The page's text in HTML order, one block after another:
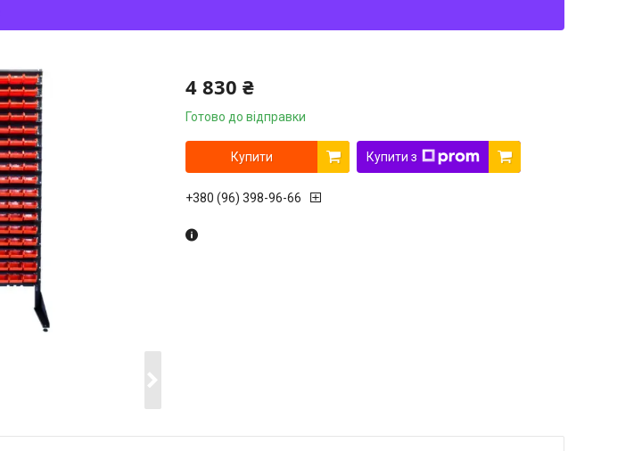
4 830 ₴
Готово до відправки
Купити Купити з
+380 (96) 398-96-66